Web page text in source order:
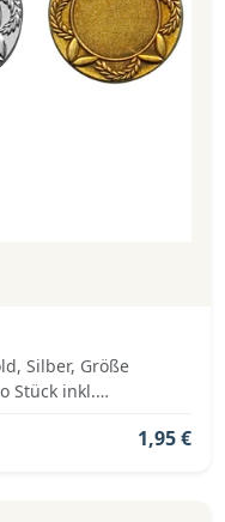
Silber, Größe
Stück inkl.
1,95 €